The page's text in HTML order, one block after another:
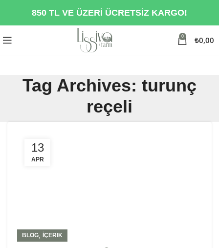
850 TL VE ÜZERİ ÜCRETSİZ KARGO!
0 ₺0,00
Tag Archives: turunç
reçeli
13
APR
BLOG İÇERIK